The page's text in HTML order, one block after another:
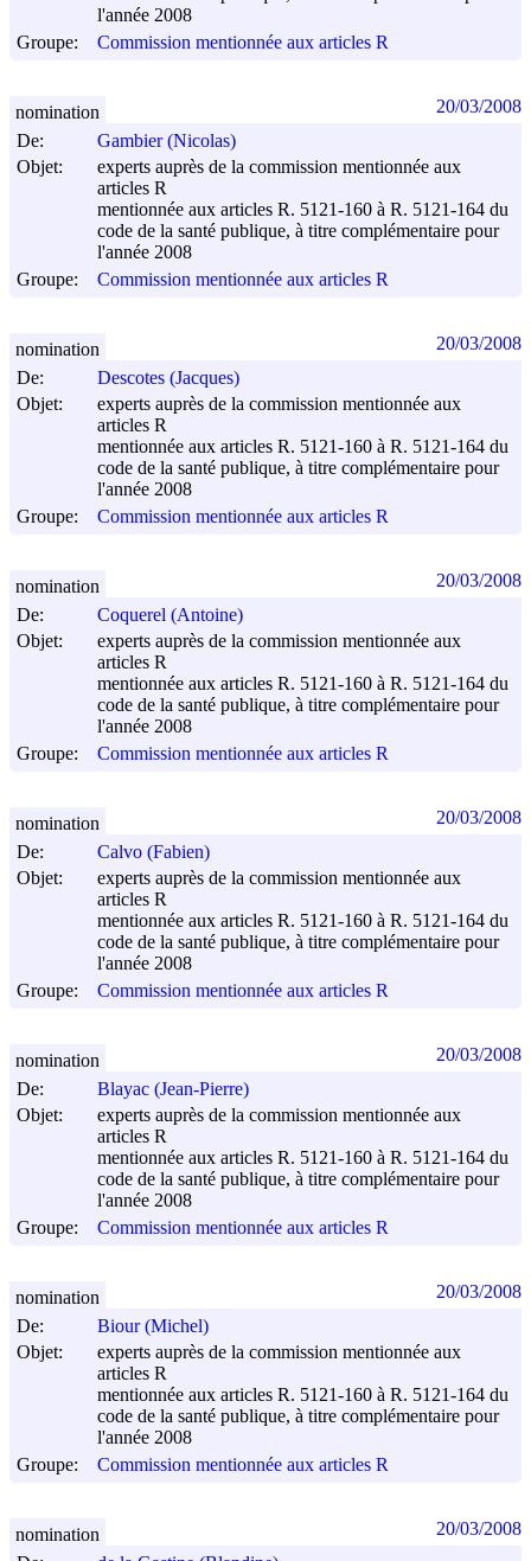
l'année 2008
Groupe:
Commission mentionnée aux articles R
De:
Gambier (Nicolas)
Objet:
experts auprès de la commission mentionnée aux
articles R
mentionnée aux articles R. 5121-160 à R. 5121-164 du
code de la santé publique, à titre complémentaire pour
l'année 2008
Groupe:
Commission mentionnée aux articles R
nomination 20/03/2008
De:
Descotes (Jacques)
Objet:
experts auprès de la commission mentionnée aux
articles R
mentionnée aux articles R. 5121-160 à R. 5121-164 du
code de la santé publique, à titre complémentaire pour
l'année 2008
Groupe:
Commission mentionnée aux articles R
nomination 20/03/2008
De:
Coquerel (Antoine)
Objet:
experts auprès de la commission mentionnée aux
articles R
mentionnée aux articles R. 5121-160 à R. 5121-164 du
code de la santé publique, à titre complémentaire pour
l'année 2008
Groupe:
Commission mentionnée aux articles R
nomination 20/03/2008
De:
Calvo (Fabien)
Objet:
experts auprès de la commission mentionnée aux
articles R
mentionnée aux articles R. 5121-160 à R. 5121-164 du
code de la santé publique, à titre complémentaire pour
l'année 2008
Groupe:
Commission mentionnée aux articles R
nomination 20/03/2008
De:
Blayac (Jean-Pierre)
Objet:
experts auprès de la commission mentionnée aux
articles R
mentionnée aux articles R. 5121-160 à R. 5121-164 du
code de la santé publique, à titre complémentaire pour
l'année 2008
Groupe:
Commission mentionnée aux articles R
nomination 20/03/2008
De:
Biour (Michel)
Objet:
experts auprès de la commission mentionnée aux
articles R
mentionnée aux articles R. 5121-160 à R. 5121-164 du
code de la santé publique, à titre complémentaire pour
l'année 2008
Groupe:
Commission mentionnée aux articles R
nomination 20/03/2008
nomination 20/03/2008